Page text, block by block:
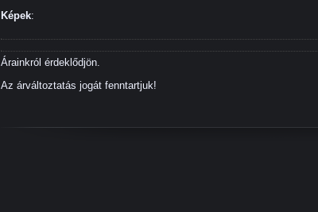
Képek:
Árainkról érdeklődjön.
Az árváltoztatás jogát fenntartjuk!